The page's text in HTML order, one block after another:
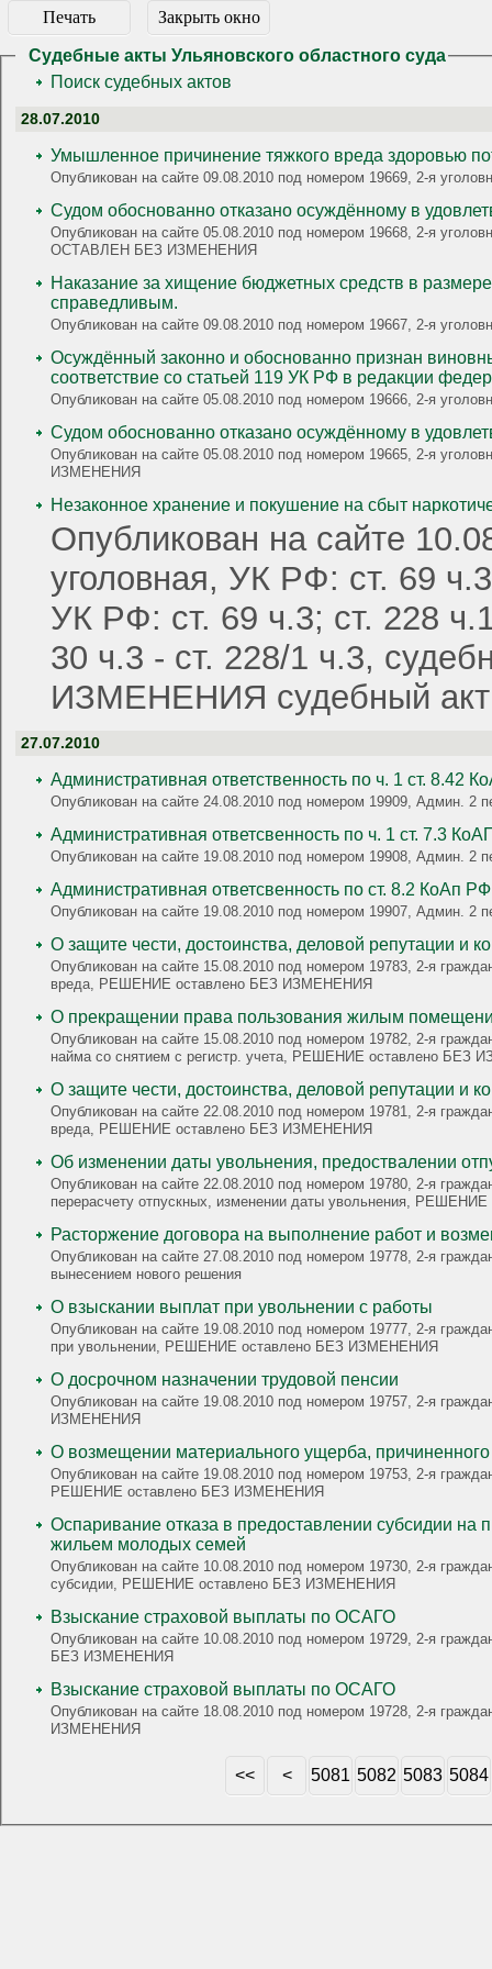
Печать Закрыть окно
Судебные акты Ульяновского областного суда
Поиск судебных актов
28.07.2010
Умышленное причинение тяжкого вреда здоровью
Опубликован на сайте 09.08.2010 под номером 19669, 2-я
Судом обоснованно отказано осуждённому в
Опубликован на сайте 05.08.2010 под номером 19668, 2-я
ОСТАВЛЕН БЕЗ ИЗМЕНЕНИЯ
Наказание за хищение бюджетных средств в размере 460 080 руб. путем обмана (мошенничество) признано
справедливым.
Опубликован на сайте 09.08.2010 под номером 19667, 2-я
Осуждённый законно и обоснованно признан
соответствие со статьей 119 УК РФ в редакции
Опубликован на сайте 05.08.2010 под номером 19666, 2-я
Судом обоснованно отказано осуждённому в
Опубликован на сайте 05.08.2010 под номером 19665, 2-я
ИЗМЕНЕНИЯ
Незаконное хранение и покушение на сбыт
Опубликован на сайте
уголовная, УК РФ: ст. 69
УК РФ: ст. 69 ч.3; ст. 228
30 ч.3 - ст. 228/1 ч.3,
ИЗМЕНЕНИЯ судебный
27.07.2010
Административная ответственность по ч. 1 ст. 8.42
Опубликован на сайте 24.08.2010 под номером 19909, Админ. 2
Административная ответсвенность по ч. 1 ст. 7.3
Опубликован на сайте 19.08.2010 под номером 19908, Админ.
Административная ответсвенность по ст. 8.2 КоАп РФ
Опубликован на сайте 19.08.2010 под номером 19907, Админ. 2
О защите чести, достоинства, деловой репутации и
Опубликован на сайте 15.08.2010 под номером 19783, 2-я
вреда, РЕШЕНИЕ оставлено БЕЗ ИЗМЕНЕНИЯ
О прекращении права пользования жилым
Опубликован на сайте 15.08.2010 под номером 19782, 2-я
найма со снятием с регистр. учета, РЕШЕНИЕ оставлено БЕЗ
О защите чести, достоинства, деловой репутации и
Опубликован на сайте 22.08.2010 под номером 19781, 2-я
вреда, РЕШЕНИЕ оставлено БЕЗ ИЗМЕНЕНИЯ
Об изменении даты увольнения, предоствалении
Опубликован на сайте 22.08.2010 под номером 19780, 2-я
перерасчету отпускных, изменении даты увольнения,
Расторжение договора на выполнение работ и
Опубликован на сайте 27.08.2010 под номером 19778, 2-я
вынесением нового решения
О взыскании выплат при увольнении с работы
Опубликован на сайте 19.08.2010 под номером 19777, 2-я
при увольнении, РЕШЕНИЕ оставлено БЕЗ ИЗМЕНЕНИЯ
О досрочном назначении трудовой пенсии
Опубликован на сайте 19.08.2010 под номером 19757, 2-я
ИЗМЕНЕНИЯ
О возмещении материального ущерба,
Опубликован на сайте 19.08.2010 под номером 19753, 2-я
РЕШЕНИЕ оставлено БЕЗ ИЗМЕНЕНИЯ
Оспаривание отказа в предоставлении субсидии
жильем молодых семей
Опубликован на сайте 10.08.2010 под номером 19730, 2-я
субсидии, РЕШЕНИЕ оставлено БЕЗ ИЗМЕНЕНИЯ
Взыскание страховой выплаты по ОСАГО
Опубликован на сайте 10.08.2010 под номером 19729, 2-я
БЕЗ ИЗМЕНЕНИЯ
Взыскание страховой выплаты по ОСАГО
Опубликован на сайте 18.08.2010 под номером 19728, 2-я
ИЗМЕНЕНИЯ
<< < 5081 5082 5083 5084